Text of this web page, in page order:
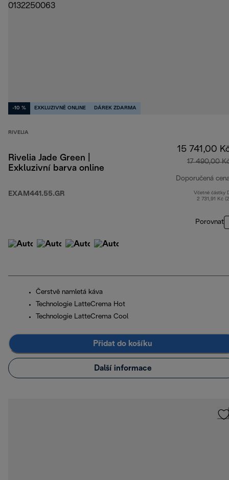
-10 % EXKLUZIVNĚ ONLINE DÁREK ZDARMA
RIVELIA
Rivelia Jade Green |
Exkluzivní barva online
EXAM441.55.GR
15 741,00
17 490,00
Doporučená
Včetně částky
2 731,91 Kč
Porovnat
Čerstvě namletá káva
Technologie LatteCrema Hot
Technologie LatteCrema Cool
Přidat do košíku
Další informace